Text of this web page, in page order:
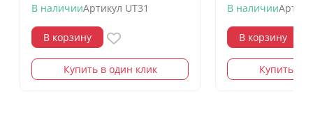
В наличииАртикул UT31
В корзину
Купить в один клик
В наличии
В корзину
Купить в